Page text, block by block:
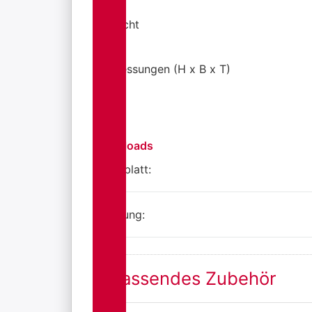
Gewicht
Abmessungen (H x B x T)
Downloads
Datenblatt:
Anleitung:
Passendes Zubehör